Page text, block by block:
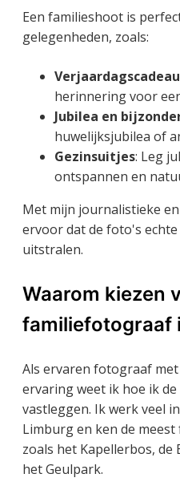
Een familieshoot is
gelegenheden, zoals:
herinnering voor
Jubilea en
huwelijksjubilea of
Gezinsuitjes: Leg
ontspannen en
Met mijn journalistieke
ervoor dat de foto's
uitstralen.
Waarom kiezen
familiefotograaf
Als ervaren fotograaf
ervaring weet ik hoe ik
vastleggen. Ik werk veel
Limburg en ken de
zoals het Kapellerbos,
het Geulpark.